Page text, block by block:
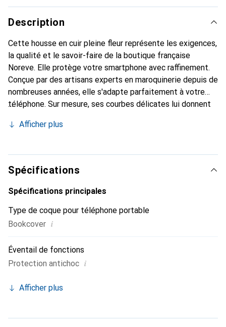
Description
Cette housse en cuir pleine fleur représente les exigences,
la qualité et le savoir-faire de la boutique française
Noreve. Elle protège votre smartphone avec raffinement.
Conçue par des artisans experts en maroquinerie depuis de
nombreuses années, elle s'adapte parfaitement à votre
téléphone. Sur mesure, ses courbes délicates lui donnent
chic et incontournable pour votre smartphone. Reconnaître
marque Noreve est un choix sûr pour une clientèle
exigeante.
Afficher plus
Spécifications
Spécifications principales
Type de coque pour téléphone portable
Bookcover i
Éventail de fonctions
Protection antichoc i
Afficher plus